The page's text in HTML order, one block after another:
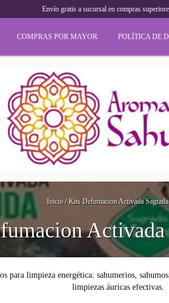
Envío gratis a sucursal en compras
COMPRAS POR MAYOR POLÍTICA DE
Inicio / Kits Defumacion Activada
Activada
para limpieza energética: sahumerios,
limpiezas áuricas efectivas.